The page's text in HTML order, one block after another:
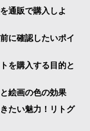
通販で購入しよ
に確認したいポイ
を購入する目的と
絵画の色の効果
たい魅力！リトグ